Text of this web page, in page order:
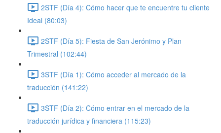
2STF (Día 4): Cómo hacer que te encuentre tu cliente
Ideal (80:03)
2STF (Día 5): Fiesta de San Jerónimo y Plan
Trimestral (102:44)
3STF (Día 1): Cómo acceder al mercado de la
traducción (141:22)
3STF (Día 2): Cómo entrar en el mercado de la
traducción jurídica y financiera (115:23)